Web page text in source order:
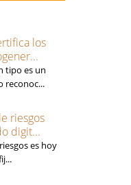
los
tipo es un
reconoc...
riesgos
digit...
es hoy